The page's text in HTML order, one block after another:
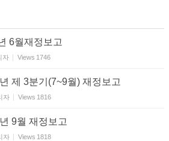
6월재정보고
자 Views 1746
제 3분기(7~9월) 재정보고
자 Views 1816
9월 재정보고
자 Views 1818